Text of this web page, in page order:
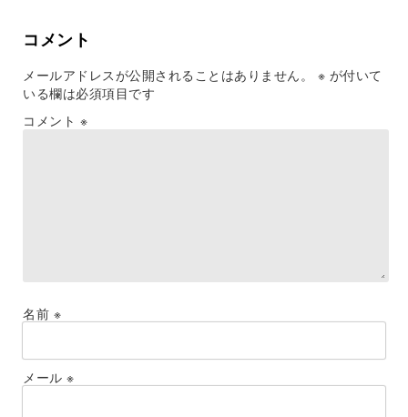
コメント
メールアドレスが公開されることはありません。 ※ が付いて
いる欄は必須項目です
コメント ※
名前 ※
メール ※